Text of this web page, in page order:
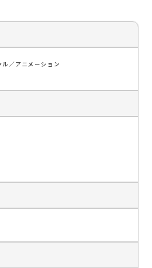
ル
アニメーション